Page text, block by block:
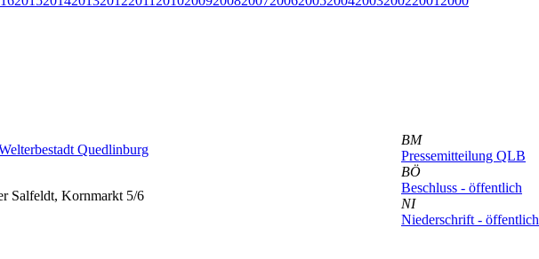
Quedlinburg
Salfeldt, Kornmarkt 5/6
BM
Pressemitteilung QLB
BÖ
Beschluss - öffentlich
NI
Niederschrift - öffentlich